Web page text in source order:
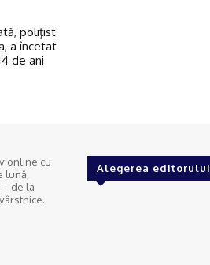
poliţist
a încetat
de ani
online cu
lună,
de la
Alegerea editorului